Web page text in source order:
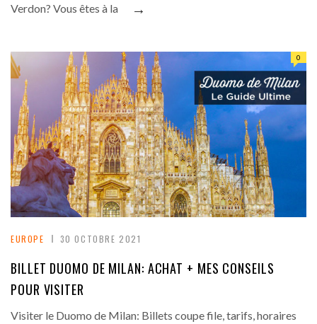
Verdon? Vous êtes à la
→
EUROPE 30 OCTOBRE 2021
0
BILLET DUOMO DE MILAN: ACHAT + MES CONSEILS
POUR VISITER
Visiter le Duomo de Milan: Billets coupe file, tarifs, horaires